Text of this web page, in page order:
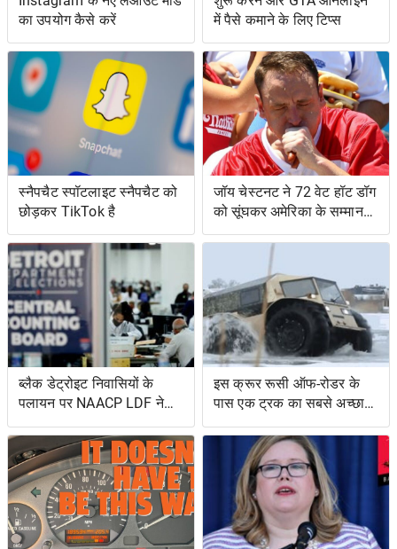
का उपयोग कैसे करें
में पैसे कमाने के लिए टिप्स
स्नैपचैट स्पॉटलाइट स्नैपचैट को
छोड़कर TikTok है
जॉय चेस्टनट ने 72 वेट हॉट डॉग
को सूंघकर अमेरिका के सम्मान
की रक्षा की
ब्लैक डेट्रोइट निवासियों के
पलायन पर NAACP LDF ने
मुकदमा किया, मिशिगन के वोट
सर्टिफिकेशन को रोकने के
प्रयासों के लिए वोटिंग अधिकार
अधिनियम का उल्लंघन
इस क्रूर रूसी ऑफ-रोडर के
पास एक ट्रक का सबसे अच्छा
और एक उभयचर टैंक का सबसे
अच्छा है